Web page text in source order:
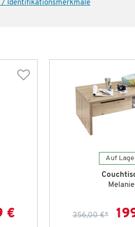
Identifikationsmerkmale
€
Auf
Melanie
356,00 €*